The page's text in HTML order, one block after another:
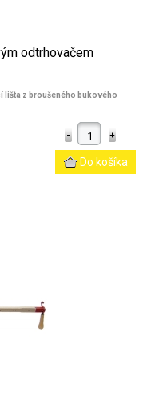
odtrhovačem
lišta z broušeného bukového